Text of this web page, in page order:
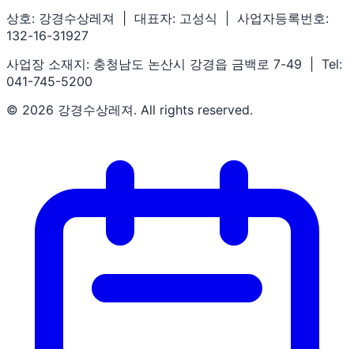
상호: 강경수상레져 | 대표자: 고성식 | 사업자등록번호:
132-16-31927
사업장 소재지: 충청남도 논산시 강경읍 금백로 7-49 | Tel:
041-745-5200
© 2026 강경수상레져. All rights reserved.